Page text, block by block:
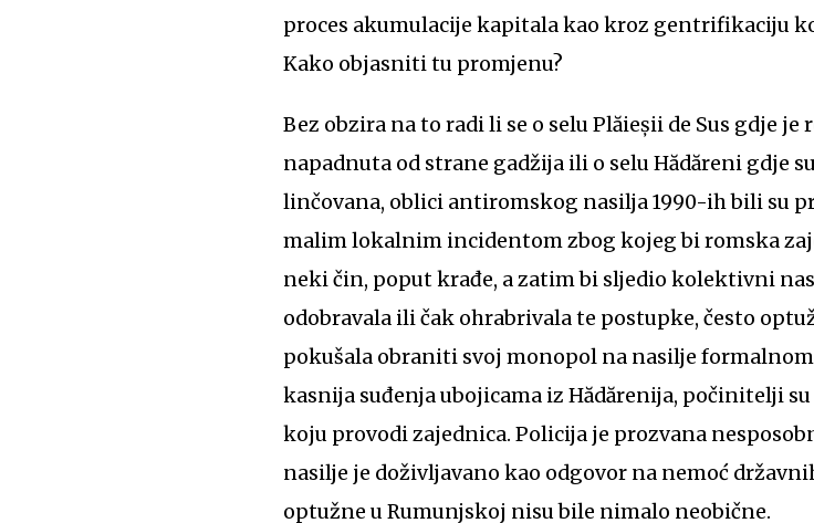
proces akumulacije kapitala kao kroz gentrifikaciju
Kako objasniti tu promjenu?
Bez obzira na to radi li se o selu Plăieșii de Sus gdje
napadnuta od strane gadžija ili o selu Hădăreni gdje
linčovana, oblici antiromskog nasilja 1990-ih bili su
malim lokalnim incidentom zbog kojeg bi romska
neki čin, poput krađe, a zatim bi sljedio kolektivni
odobravala ili čak ohrabrivala te postupke, često
pokušala obraniti svoj monopol na nasilje
kasnija suđenja ubojicama iz Hădărenija, počinitelji
koju provodi zajednica. Policija je prozvana
nasilje je doživljavano kao odgovor na nemoć
optužne u Rumunjskoj nisu bile nimalo neobične.